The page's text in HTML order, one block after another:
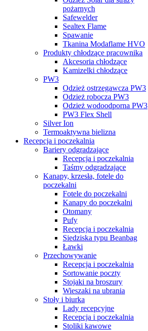
pożarnych
Safewelder
Sealtex Flame
Spawanie
Tkanina Modaflame HVO
Produkty chłodzące pracownika
Akcesoria chłodzące
Kamizelki chłodzące
PW3
Odzież ostrzegawcza PW3
Odzież robocza PW3
Odzież wodoodporna PW3
PW3 Flex Shell
Silver Ion
Termoaktywna bielizna
Recepcja i poczekalnia
Bariery odgradzające
Recepcja i poczekalnia
Taśmy odgradzające
Kanapy, krzesła, fotele do
poczekalni
Fotele do poczekalni
Kanapy do poczekalni
Otomany
Pufy
Recepcja i poczekalnia
Siedziska typu Beanbag
Ławki
Przechowywanie
Recepcja i poczekalnia
Sortowanie poczty
Stojaki na broszury
Wieszaki na ubrania
Stoły i biurka
Lady recepcyjne
Recepcja i poczekalnia
Stoliki kawowe